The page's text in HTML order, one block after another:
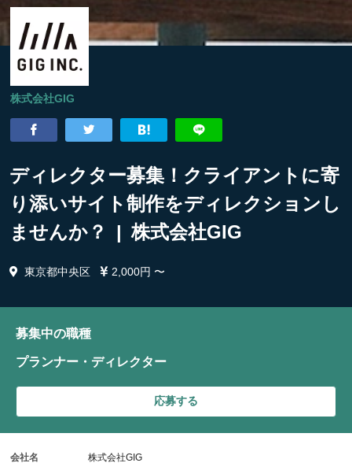
株式会社GIG
ディレクター募集！クライアントに寄
り添いサイト制作をディレクションし
ませんか？ | 株式会社GIG
東京都中央区 2,000円 〜
募集中の職種
プランナー・ディレクター
応募する
会社名 株式会社GIG